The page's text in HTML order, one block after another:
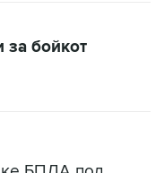
БПЛА под